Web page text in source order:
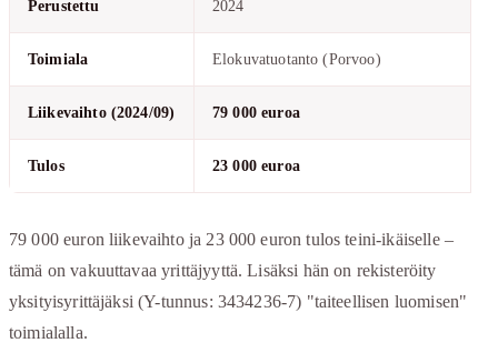
Perustettu 2024
Toimiala Elokuvatuotanto (Porvoo)
Liikevaihto (2024/09) 79 000 euroa
Tulos 23 000 euroa
79 000 euron liikevaihto ja 23 000 euron tulos teini-ikäiselle –
tämä on vakuuttavaa yrittäjyyttä. Lisäksi hän on rekisteröity
yksityisyrittäjäksi (Y-tunnus: 3434236-7) "taiteellisen luomisen"
toimialalla.